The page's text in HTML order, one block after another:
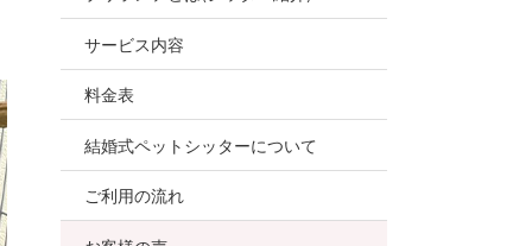
サービス内容
料金表
結婚式ペットシッターについて
ご利用の流れ